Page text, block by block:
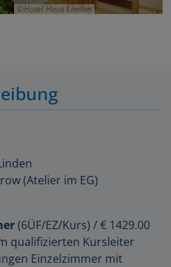
Hotel Haus Linden
(Atelier im EG)
(6ÜF/EZ/Kurs) /€ 1429.00
qualifizierten Kursleiter
Einzelzimmer mit